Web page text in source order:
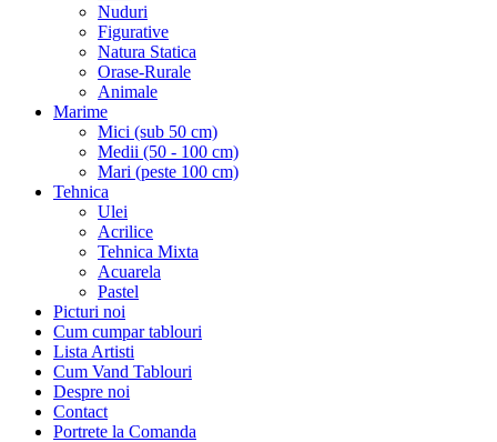
Nuduri
Figurative
Natura Statica
Orase-Rurale
Animale
Marime
Mici (sub 50 cm)
Medii (50 - 100 cm)
Mari (peste 100 cm)
Tehnica
Ulei
Acrilice
Tehnica Mixta
Acuarela
Pastel
Picturi noi
Cum cumpar tablouri
Lista Artisti
Cum Vand Tablouri
Despre noi
Contact
Portrete la Comanda